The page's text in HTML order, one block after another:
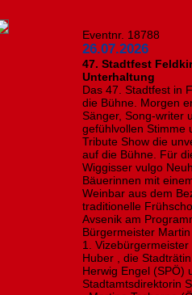
Eventnr. 18788
26.07.2026
47. Stadtfest
Unterhaltung
Das 47. Stadtfest in
die Bühne. Morgen
Sänger, Song-writer
gefühlvollen Stimme
Tribute Show die
auf die Bühne. Für
Wiggisser vulgo
Bäuerinnen mit
Weinbar aus dem
traditionelle
Avsenik am
Bürgermeister
1.
Huber , die
Herwig Engel (SPÖ)
Stadtamtsdirektorin